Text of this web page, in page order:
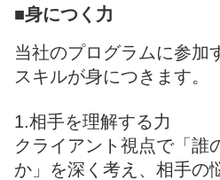
■身につく力
当社のプログラムに参加
スキルが身につきます。
1.相手を理解する力
クライアント視点で「誰
か」を深く考え、相手の